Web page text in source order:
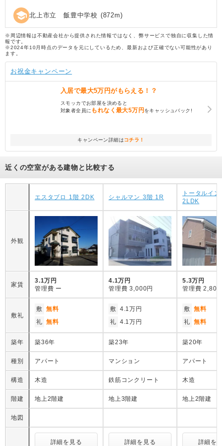
school 北上市立 飯豊中学校 (872m)
※周辺情報は不動産会社から提供された情報ではなく、弊サービスで独自に収集した情
報です。
※2024年10月時点のデータを元にしているため、最新および正確でない可能性があり
ます。
お祝金キャンペーン
入居で最大5万円がもらえる！？
スモッカでお部屋を決めると
対象者全員に もれなく最大5万円をキャッシュバック!
キャンペーン詳細はコチラ！
近くの空室がある建物と比較する
エスタブロ 1階 2DK シャルマン 3階 1R
トータルイ
2LDK
外観
家賃
3.1万円
管理費 ー
4.1万円
管理費 3,000円
5.3万円
管理費 2,800
敷礼
敷 無料
礼 無料
敷 4.1万円
礼 4.1万円
敷 無料
礼 無料
築年 築36年 築23年 築20年
種別 アパート マンション アパート
構造 木造 鉄筋コンクリート 木造
階建 地上2階建 地上3階建 地上2階建
地図
詳細を見る 詳細を見る 詳細を